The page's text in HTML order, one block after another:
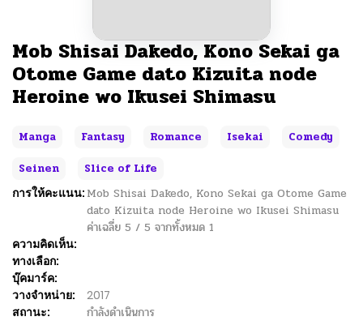
Mob Shisai Dakedo, Kono Sekai ga
Otome Game dato Kizuita node
Heroine wo Ikusei Shimasu
Manga Fantasy Romance Isekai
Comedy
Seinen
Slice of Life
การให้คะแนน: Mob Shisai Dakedo, Kono Sekai ga Otome Game
dato Kizuita node Heroine wo Ikusei Shimasu
ค่าเฉลี่ย 5 / 5 จากทั้งหมด 1
ความคิดเห็น:
ทางเลือก:
บุ๊คมาร์ค:
วางจำหน่าย:
2017
สถานะ:
กำลังดำเนินการ